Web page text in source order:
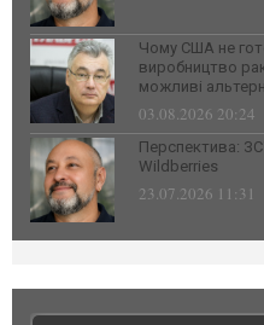
Чому США не
виробництво
можливі
03.08.2026 20:24
Перспектива:
Wildberries
23.07.2026 11:31